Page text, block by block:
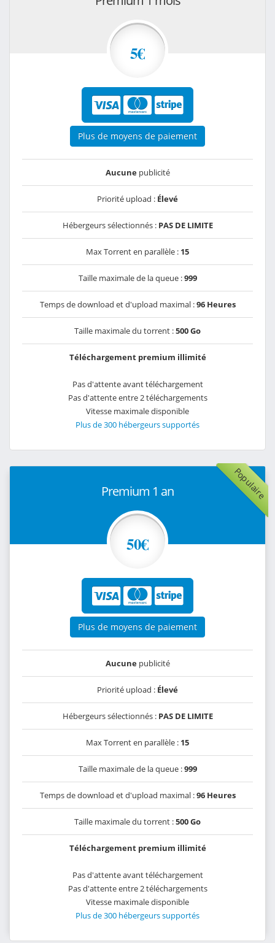
5€
Plus de moyens de paiement
Aucunepublicité
Priorité upload : Élevé
Hébergeurs sélectionnés : PAS DE LIMITE
Max Torrent en parallèle : 15
Taille maximale de la queue :999
Temps de download et d'upload maximal :96 Heures
Taille maximale du torrent :500 Go
Téléchargement premium illimité
Pas d'attente avant téléchargement
Pas d'attente entre 2 téléchargements
Vitesse maximale disponible
Plus de 300 hébergeurs supportés
Populaire
Premium 1 an
50€
Plus de moyens de paiement
Aucunepublicité
Priorité upload : Élevé
Hébergeurs sélectionnés : PAS DE LIMITE
Max Torrent en parallèle : 15
Taille maximale de la queue :999
Temps de download et d'upload maximal :96 Heures
Taille maximale du torrent :500 Go
Téléchargement premium illimité
Pas d'attente avant téléchargement
Pas d'attente entre 2 téléchargements
Vitesse maximale disponible
Plus de 300 hébergeurs supportés